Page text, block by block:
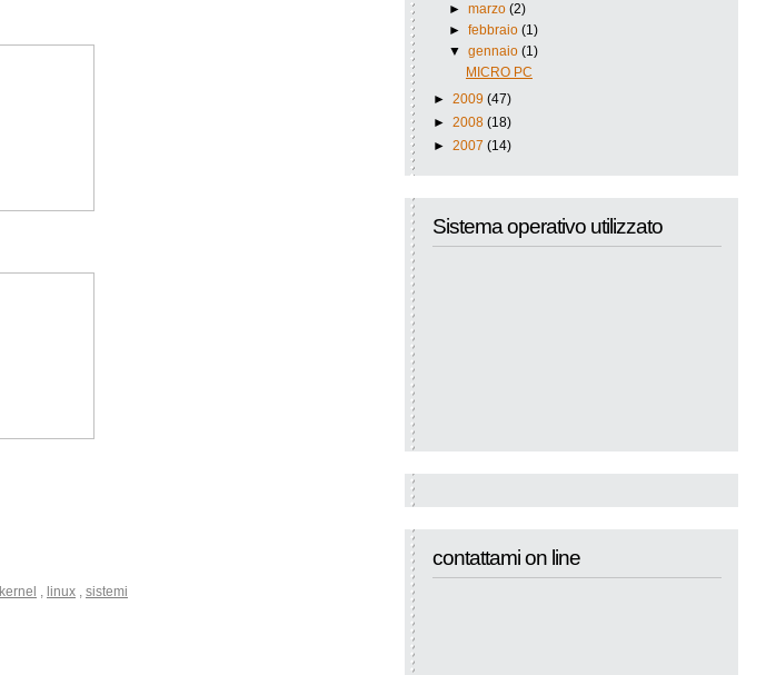
►marzo (2)
►febbraio (1)
▼ gennaio (1)
MICRO PC
► 2009 (47)
► 2008 (18)
► 2007 (14)
Sistema operativo utilizzato
contattami on line
kernel , linux , sistemi